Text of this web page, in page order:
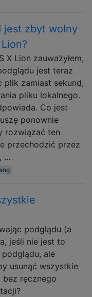
jest zbyt wolny
X Lion zauważyłem,
jest teraz
zamiast sekund,
pliku lokalnego.
Co jest
ponownie
rozwiązać ten
przechodzić przez
…
podglądu (a
jeśli nie jest to
ale
usunąć wszystkie
bez ręcznego